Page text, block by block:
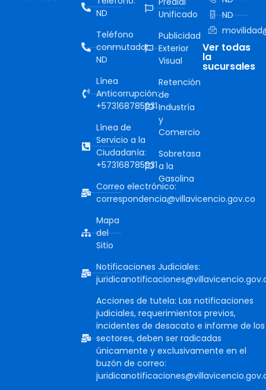
ND
Teléfono
conmutador:
ND
Línea
Anticorrupción:
+573168785931
Línea de
Servicio a la
Ciudadanía:
+573168785931
Correo electrónico:
correspondencia@villavicencio.gov.co
Mapa
del
Sitio
Notificaciones Judiciales:
Acciones de tutela: Las notificaciones
judiciales, requerimientos previos,
incidentes de desacato e informe de los
sectores, deben ser radicadas
únicamente y exclusivamente en el
buzón de correo:
Unificado
Publicidad
Exterior
Visual
Retención
de
Industría
y
Comercio
Sobretasa
a la
Gasolina
ND
Ver todas
la
sucursales